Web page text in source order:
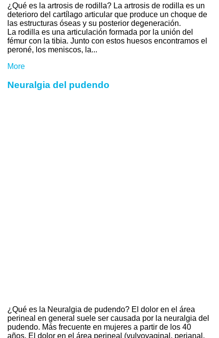
¿Qué es la artrosis de rodilla? La artrosis de rodilla es un
deterioro del cartílago articular que produce un choque de
las estructuras óseas y su posterior degeneración.
La rodilla es una articulación formada por la unión del
fémur con la tibia. Junto con estos huesos encontramos el
peroné, los meniscos, la...
More
Neuralgia del pudendo
¿Qué es la Neuralgia de pudendo? El dolor en el área
perineal en general suele ser causada por la neuralgia del
pudendo. Más frecuente en mujeres a partir de los 40
años. ​​​​​​​​El dolor en el área perineal (vulvovaginal, perianal,